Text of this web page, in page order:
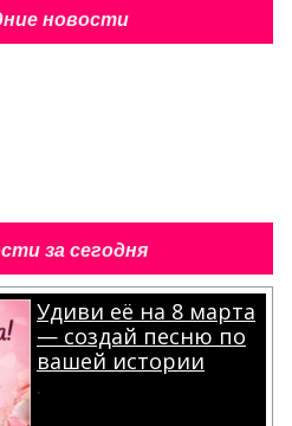
новости
за сегодня
Удиви её на 8 марта
— создай песню по
вашей истории
.